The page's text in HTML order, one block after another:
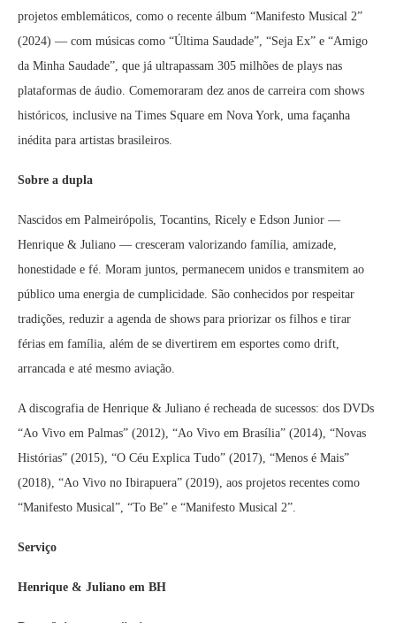
projetos emblemáticos, como o recente álbum “Manifesto Musical 2”
(2024) — com músicas como “Última Saudade”, “Seja Ex” e “Amigo
da Minha Saudade”, que já ultrapassam 305 milhões de plays nas
plataformas de áudio. Comemoraram dez anos de carreira com shows
históricos, inclusive na Times Square em Nova York, uma façanha
inédita para artistas brasileiros.
Sobre a dupla
Nascidos em Palmeirópolis, Tocantins, Ricely e Edson Junior —
Henrique & Juliano — cresceram valorizando família, amizade,
honestidade e fé. Moram juntos, permanecem unidos e transmitem ao
público uma energia de cumplicidade. São conhecidos por respeitar
tradições, reduzir a agenda de shows para priorizar os filhos e tirar
férias em família, além de se divertirem em esportes como drift,
arrancada e até mesmo aviação.
A discografia de Henrique & Juliano é recheada de sucessos: dos DVDs
“Ao Vivo em Palmas” (2012), “Ao Vivo em Brasília” (2014), “Novas
Histórias” (2015), “O Céu Explica Tudo” (2017), “Menos é Mais”
(2018), “Ao Vivo no Ibirapuera” (2019), aos projetos recentes como
“Manifesto Musical”, “To Be” e “Manifesto Musical 2”.
Serviço
Henrique & Juliano em BH